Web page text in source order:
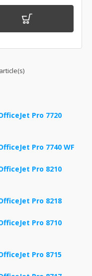
Pro 7720
Pro 7740 WF
Pro 8210
Pro 8218
Pro 8710
Pro 8715